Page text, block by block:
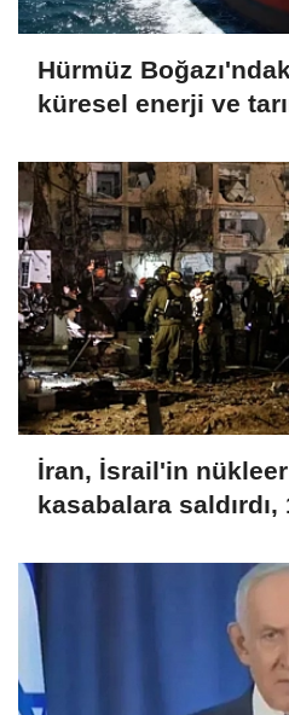
Hürmüz
küresel enerji ve
İran, İsrail'in
kasabalara